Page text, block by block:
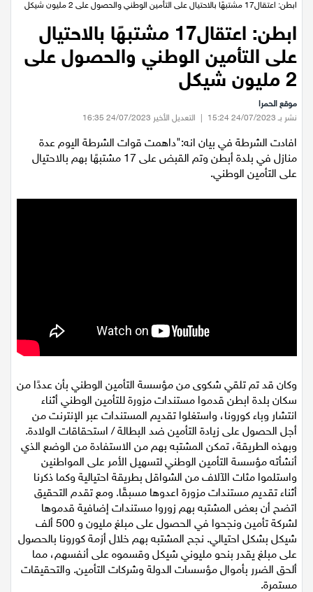
عيلبون
دير حنا
سخنين
عرابة
اخبار عالمية
مطبخ
صحة وطب
مجلة الحمرا
جمال وازياء
تكنولوجيا
فن
الرئيسية / اخبار محلية
/
ابطن: اعتقال17 مشتبهًا بالاحتيال
على التأمين الوطني والحصول على
2 مليون شيكل
موقع الحمرا
افادت الشرطة في بيان انه:"داهمت قوات الشرطة اليوم عدة
وكان قد تم تلقي شكوى من مؤسسة التأمين الوطني بأن عددًا من
سكان بلدة ابطن قدموا مستندات مزورة للتأمين الوطني أثناء
انتشار وباء كورونا، واستغلوا تقديم المستندات عبر الإنترنت من
أجل الحصول على زيادة التأمين ضد البطالة / استحقاقات الولادة.
وبهذه الطريقة، تمكن المشتبه بهم من الاستفادة من الوضع الذي
أنشأته مؤسسة التأمين الوطني لتسهيل الأمر على المواطنين
واستلموا مئات الآلاف من الشواقل بطريقة احتيالية وكما ذكرنا
أثناء تقديم مستندات مزورة اعدوها مسبقًا. ومع تقدم التحقيق
اتضح أن بعض المشتبه بهم زوروا مستندات إضافية قدموها
لشركة تأمين ونجحوا في الحصول على مبلغ مليون و 500 ألف
شيكل بشكل احتيالي. نجح المشتبه بهم خلال أزمة كورونا بالحصول
على مبلغ يقدر بنحو مليوني شيكل وقسموه على أنفسهم، مما
ألحق الضرر بأموال مؤسسات الدولة وشركات التأمين. والتحقيقات